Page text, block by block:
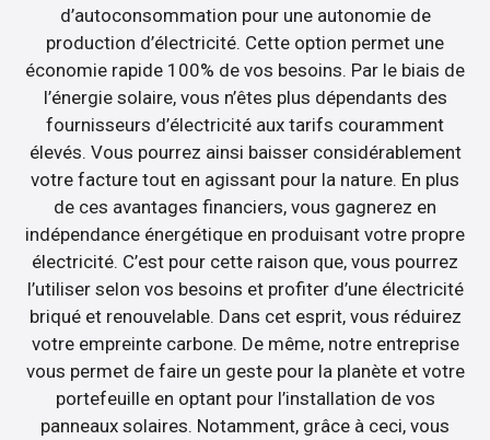
d’autoconsommation pour une autonomie de
production d’électricité. Cette option permet une
économie rapide 100% de vos besoins. Par le biais de
l’énergie solaire, vous n’êtes plus dépendants des
fournisseurs d’électricité aux tarifs couramment
élevés. Vous pourrez ainsi baisser considérablement
votre facture tout en agissant pour la nature. En plus
de ces avantages financiers, vous gagnerez en
indépendance énergétique en produisant votre propre
électricité. C’est pour cette raison que, vous pourrez
l’utiliser selon vos besoins et profiter d’une électricité
briqué et renouvelable. Dans cet esprit, vous réduirez
votre empreinte carbone. De même, notre entreprise
vous permet de faire un geste pour la planète et votre
portefeuille en optant pour l’installation de vos
panneaux solaires. Notamment, grâce à ceci, vous